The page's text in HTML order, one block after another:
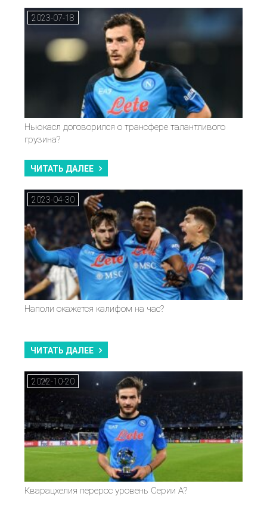
2023-07-18
Ньюкасл договорился о трансфере талантливого
грузина?
ЧИТАТЬ ДАЛЕЕ
2023-04-30
Наполи окажется калифом на час?
ЧИТАТЬ ДАЛЕЕ
2022-10-20
Кварацхелия перерос уровень Серии А?